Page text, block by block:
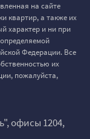
на сайте
квартир, а также их
характер и ни при
Федерации. Все
их
пожалуйста,
офисы 1204,